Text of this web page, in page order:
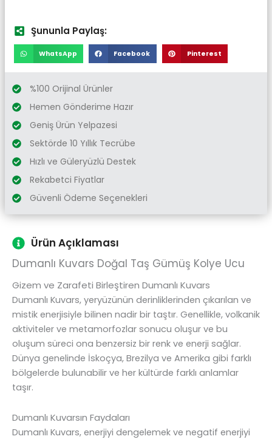
Şununla Paylaş:
WhatsApp Facebook Pinterest
%100 Orijinal Ürünler
Hemen Gönderime Hazır
Geniş Ürün Yelpazesi
Sektörde 10 Yıllık Tecrübe
Hızlı ve Güleryüzlü Destek
Rekabetci Fiyatlar
Güvenli Ödeme Seçenekleri
Ürün Açıklaması
Dumanlı Kuvars Doğal Taş Gümüş Kolye Ucu
Gizem ve Zarafeti Birleştiren Dumanlı Kuvars
Dumanlı Kuvars, yeryüzünün derinliklerinden çıkarılan ve
mistik enerjisiyle bilinen nadir bir taştır. Genellikle, volkanik
aktiviteler ve metamorfozlar sonucu oluşur ve bu
oluşum süreci ona benzersiz bir renk ve enerji sağlar.
Dünya genelinde İskoçya, Brezilya ve Amerika gibi farklı
bölgelerde bulunabilir ve her kültürde farklı anlamlar
taşır.
Dumanlı Kuvarsın Faydaları
Dumanlı Kuvars, enerjiyi dengelemek ve negatif enerjiyi